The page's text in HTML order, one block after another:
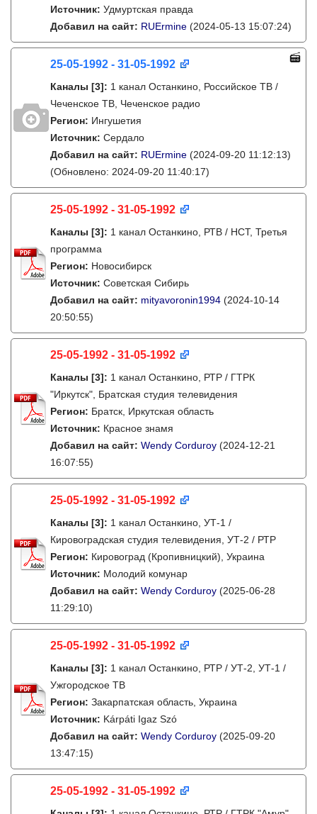
Источник: Удмуртская правда
Добавил на сайт: RUErmine (2024-05-13 15:07:24)
25-05-1992 - 31-05-1992
Каналы [3]: 1 канал Останкино, Российское ТВ /
Чеченское ТВ, Чеченское радио
Регион: Ингушетия
Источник: Сердало
Добавил на сайт: RUErmine (2024-09-20 11:12:13)
(Обновлено: 2024-09-20 11:40:17)
25-05-1992 - 31-05-1992
Каналы [3]: 1 канал Останкино, РТВ / НСТ, Третья
программа
Регион: Новосибирск
Источник: Советская Сибирь
Добавил на сайт: mityavoronin1994 (2024-10-14
20:50:55)
25-05-1992 - 31-05-1992
Каналы [3]: 1 канал Останкино, РТР / ГТРК
"Иркутск", Братская студия телевидения
Регион: Братск, Иркутская область
Источник: Красное знамя
Добавил на сайт: Wendy Corduroy (2024-12-21
16:07:55)
25-05-1992 - 31-05-1992
Каналы [3]: 1 канал Останкино, УТ-1 /
Кировоградская студия телевидения, УТ-2 / РТР
Регион: Кировоград (Кропивницкий), Украина
Источник: Молодий комунар
Добавил на сайт: Wendy Corduroy (2025-06-28
11:29:10)
25-05-1992 - 31-05-1992
Каналы [3]: 1 канал Останкино, РТР / УТ-2, УТ-1 /
Ужгородское ТВ
Регион: Закарпатская область, Украина
Источник: Kárpáti Igaz Szó
Добавил на сайт: Wendy Corduroy (2025-09-20
13:47:15)
25-05-1992 - 31-05-1992